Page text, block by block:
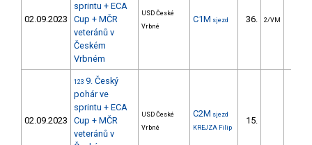
02.09.2023
sprintu + ECA
Cup + MČR
veteránů v
Českém
Vrbném
USD České
Vrbné
C1M sjezd 36. 2/VM
02.09.2023
123 9. Český
pohár ve
sprintu + ECA
Cup + MČR
veteránů v
USD České
Vrbné
C2M sjezd
KREJZA Filip
15.